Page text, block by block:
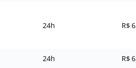
24h R$
24h R$